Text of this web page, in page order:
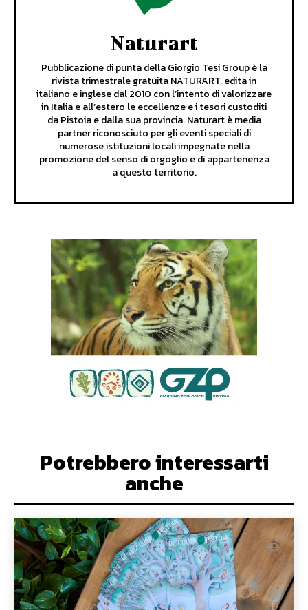
Naturart
Pubblicazione di punta della Giorgio Tesi Group è la
rivista trimestrale gratuita NATURART, edita in
italiano e inglese dal 2010 con l’intento di valorizzare
in Italia e all’estero le eccellenze e i tesori custoditi
da Pistoia e dalla sua provincia. Naturart è media
partner riconosciuto per gli eventi speciali di
numerose istituzioni locali impegnate nella
promozione del senso di orgoglio e di appartenenza
a questo territorio.
Potrebbero interessarti
anche